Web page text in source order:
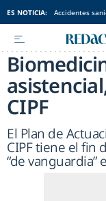
ES NOTICIA: Accidentes
CIPF
El Plan de
CIPF tiene el fin
“de vanguardia”